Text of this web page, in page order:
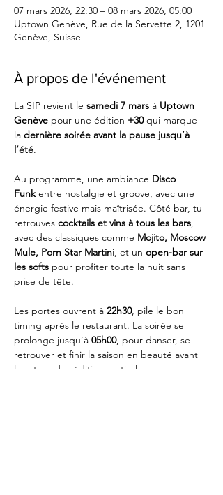
07 mars 2026, 22:30 – 08 mars 2026, 05:00
Uptown Genève, Rue de la Servette 2, 1201
Genève, Suisse
À propos de l'événement
La SIP revient le samedi 7 mars à Uptown
Genève pour une édition +30 qui marque
la dernière soirée avant la pause jusqu’à
l’été.
Au programme, une ambiance Disco
Funk entre nostalgie et groove, avec une
énergie festive mais maîtrisée. Côté bar, tu
retrouves cocktails et vins à tous les bars,
avec des classiques comme Mojito, Moscow
Mule, Porn Star Martini, et un open-bar sur
les softs pour profiter toute la nuit sans
prise de tête.
Les portes ouvrent à 22h30, pile le bon
timing après le restaurant. La soirée se
prolonge jusqu’à 05h00, pour danser, se
retrouver et finir la saison en beauté avant
le retour des éditions estivales.